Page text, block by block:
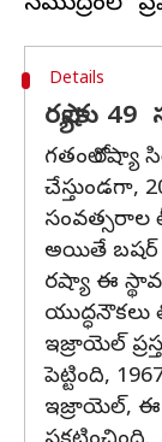
Details
రష్యాకు
గతంలో
చేస్తుండగా,
సంవత్సరాల
అయితే బషర్
రష్యా ఈ
యుద్ధనౌకలు
ఇజ్రాయెల్
పెట్టింది,
ఇజ్రాయెల్,